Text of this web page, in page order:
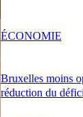
Bruxelles moins
réduction du
ÉCONOMIE